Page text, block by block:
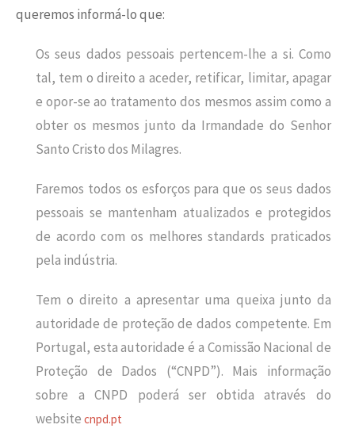
queremos informá-lo que:
Os seus dados pessoais pertencem-lhe a si. Como
tal, tem o direito a aceder, retificar, limitar, apagar
e opor-se ao tratamento dos mesmos assim como a
obter os mesmos junto da Irmandade do Senhor
Santo Cristo dos Milagres.
Faremos todos os esforços para que os seus dados
pessoais se mantenham atualizados e protegidos
de acordo com os melhores standards praticados
pela indústria.
Tem o direito a apresentar uma queixa junto da
autoridade de proteção de dados competente. Em
Portugal, esta autoridade é a Comissão Nacional de
Proteção de Dados (“CNPD”). Mais informação
sobre a CNPD poderá ser obtida através do
website cnpd.pt